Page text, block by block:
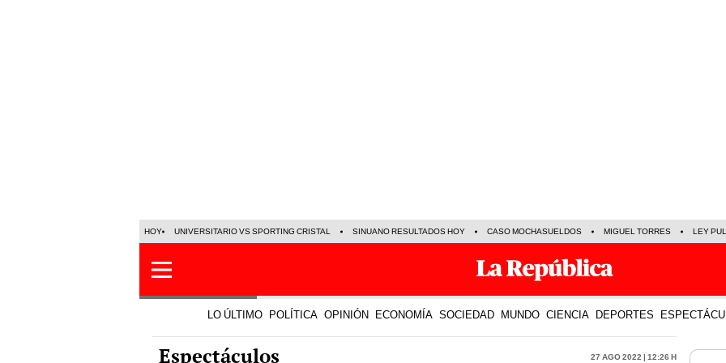
LO ÚLTIMO POLÍTICA OPINIÓN ECONOMÍA SOCIEDAD MUNDO CIENCIA DEPORTES
Espectáculos 27 Ago 2022 | 12:26 h
LO